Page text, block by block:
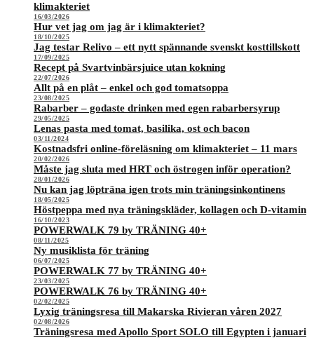
klimakteriet
16/03/2026
Hur vet jag om jag är i klimakteriet?
18/10/2025
Jag testar Relivo – ett nytt spännande svenskt kosttillskott
17/09/2025
Recept på Svartvinbärsjuice utan kokning
22/07/2026
Allt på en plåt – enkel och god tomatsoppa
23/08/2025
Rabarber – godaste drinken med egen rabarbersyrup
29/05/2025
Lenas pasta med tomat, basilika, ost och bacon
03/11/2024
Kostnadsfri online-föreläsning om klimakteriet – 11 mars
20/02/2026
Måste jag sluta med HRT och östrogen inför operation?
28/01/2026
Nu kan jag löpträna igen trots min träningsinkontinens
18/05/2025
Höstpeppa med nya träningskläder, kollagen och D-vitamin
16/10/2023
POWERWALK 79 by TRÄNING 40+
08/11/2025
Ny musiklista för träning
06/07/2025
POWERWALK 77 by TRÄNING 40+
23/03/2025
POWERWALK 76 by TRÄNING 40+
02/02/2025
Lyxig träningsresa till Makarska Rivieran våren 2027
02/08/2026
Träningsresa med Apollo Sport SOLO till Egypten i januari